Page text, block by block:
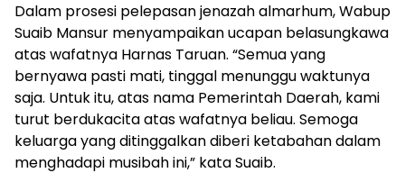
Dalam prosesi pelepasan jenazah almarhum, Wabup
Suaib Mansur menyampaikan ucapan belasungkawa
atas wafatnya Harnas Taruan. “Semua yang
bernyawa pasti mati, tinggal menunggu waktunya
saja. Untuk itu, atas nama Pemerintah Daerah, kami
turut berdukacita atas wafatnya beliau. Semoga
keluarga yang ditinggalkan diberi ketabahan dalam
menghadapi musibah ini,” kata Suaib.